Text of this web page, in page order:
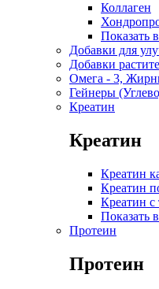
Коллаген
Показать
Добавки для
Добавки
Омега - 3,
Гейнеры
Креатин
Креатин
Креатин
Креатин
Креатин с
Показать
Протеин
Протеин